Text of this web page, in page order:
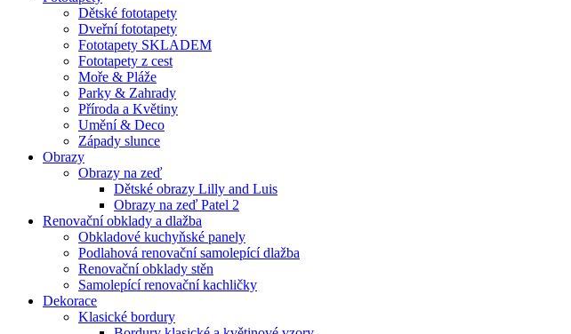
Dětské fototapety
Dveřní fototapety
Fototapety SKLADEM
Fototapety z cest
Moře & Pláže
Parky & Zahrady
Příroda a Květiny
Umění & Deco
Západy slunce
Obrazy
Obrazy na zeď
Dětské obrazy Lilly and Luis
Obrazy na zeď Patel 2
Renovační obklady a dlažba
Obkladové kuchyňské panely
Podlahová renovační samolepící dlažba
Renovační obklady stěn
Samolepící renovační kachličky
Dekorace
Klasické bordury